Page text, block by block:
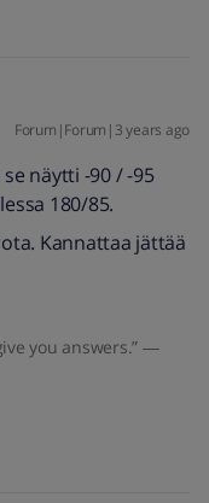
Forum|Forum|3 years ago
näytti -90 / -95
180/85.
Kannattaa jättää
you answers.” ―